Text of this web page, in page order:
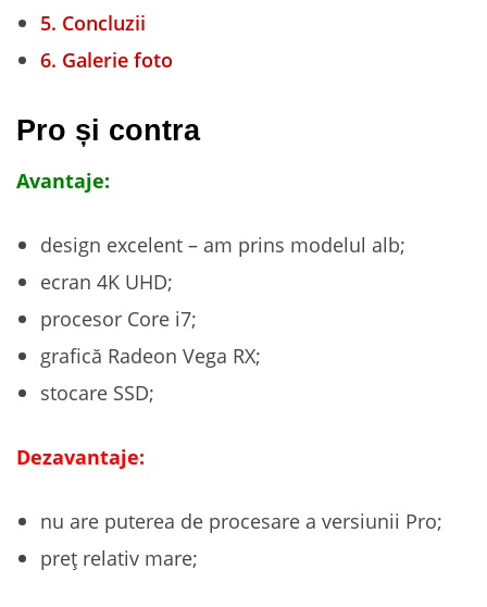
5. Concluzii
6. Galerie foto
Pro și contra
Avantaje:
design excelent – am prins modelul alb;
ecran 4K UHD;
procesor Core i7;
grafică Radeon Vega RX;
stocare SSD;
Dezavantaje:
nu are puterea de procesare a versiunii Pro;
preț relativ mare;